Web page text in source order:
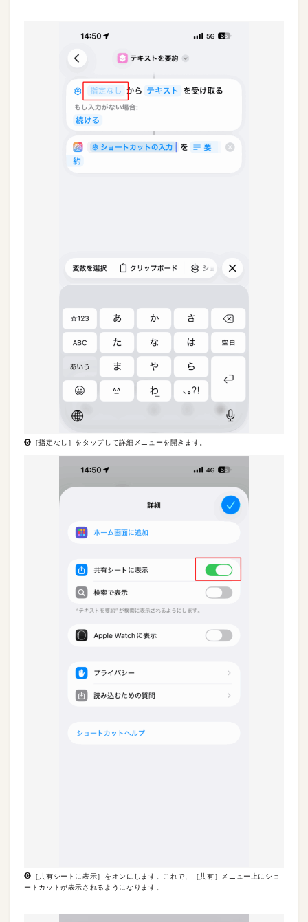
❺［指定なし］をタップして詳細メニューを開きます。
❻［共有シートに表示］をオンにします。これで、［共有］メニュー上にショ
ートカットが表示されるようになります。